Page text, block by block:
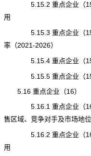
5.15.2 重点企业（15）
用
5.15.3 重点企业（15）
率（2021-2026）
5.15.4 重点企业（15
5.15.5 重点企业（15
5.16 重点企业（16）
5.16.1 重点企业（16）
售区域、竞争对手及市场地位
5.16.2 重点企业（16）
用